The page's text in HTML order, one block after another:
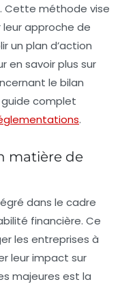
Cette méthode vise
approche de
un plan d’action
en savoir plus sur
le bilan
complet
.
matière de
dans le cadre
financière. Ce
les entreprises à
leur impact sur
majeures est la